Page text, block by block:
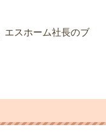
エスホーム社長のブ